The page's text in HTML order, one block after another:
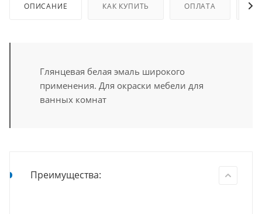
ОПИСАНИЕ КАК КУПИТЬ ОПЛАТА
Глянцевая белая эмаль широкого
применения. Для окраски мебели для
ванных комнат
Преимущества: